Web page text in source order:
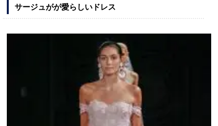
サージュがが愛らしいドレス